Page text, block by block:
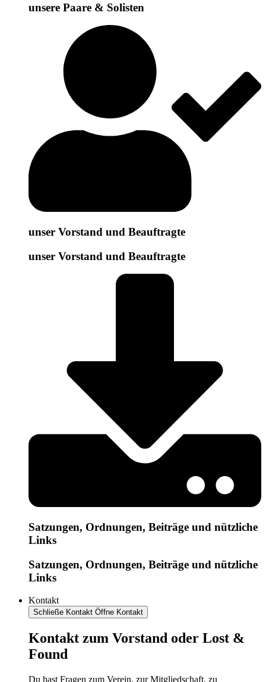
unsere Paare & Solisten
unser Vorstand und Beauftragte
unser Vorstand und Beauftragte
Satzungen, Ordnungen, Beiträge und nützliche
Links
Satzungen, Ordnungen, Beiträge und nützliche
Links
Kontakt
Schließe Kontakt Öffne Kontakt
Kontakt zum Vorstand oder Lost &
Found
Du hast Fragen zum Verein, zur Mitgliedschaft, zu